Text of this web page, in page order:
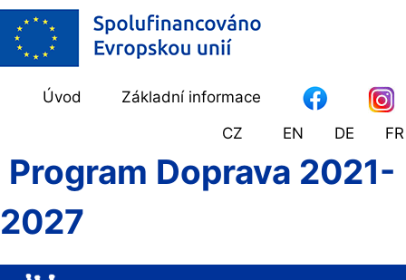
Úvod
Základní informace
CZ
EN DE FR
Program Doprava 2021-
2027